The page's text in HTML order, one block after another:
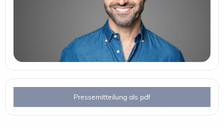
Pressemitteilung als pdf